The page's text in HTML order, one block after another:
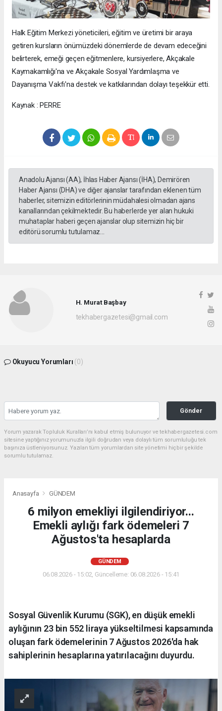
Halk Eğitim Merkezi yöneticileri, eğitim ve üretimi bir araya
getiren kursların önümüzdeki dönemlerde de devam edeceğini
belirterek, emeği geçen eğitmenlere, kursiyerlere, Akçakale
Kaymakamlığı'na ve Akçakale Sosyal Yardımlaşma ve
Dayanışma Vakfı'na destek ve katkılarından dolayı teşekkür etti.
Kaynak : PERRE
Anadolu Ajansı (AA), İhlas Haber Ajansı (İHA), Demirören
Haber Ajansı (DHA) ve diğer ajanslar tarafından eklenen tüm
haberler, sitemizin editörlerinin müdahalesi olmadan ajans
kanallarından çekilmektedir. Bu haberlerde yer alan hukuki
muhataplar haberi geçen ajanslar olup sitemizin hiç bir
editörü sorumlu tutulamaz...
H. Murat Başbay
tekhabergazetesi@gmail.com
Okuyucu Yorumları (0)
Gönder
Yorum yazarak Topluluk Kuralları’nı kabul etmiş bulunuyor ve tekhabergazetesi.com
sitesine yaptığınız yorumunuzla ilgili doğrudan veya dolaylı tüm sorumluluğu tek
başınıza üstleniyorsunuz. Yazılan tüm yorumlardan site yönetimi hiçbir şekilde
sorumlu tutulamaz.
Anasayfa GÜNDEM
6 milyon emekliyi ilgilendiriyor...
Emekli aylığı fark ödemeleri 7
Ağustos'ta hesaplarda
GÜNDEM
06.08.2026 - 15:02, Güncelleme: 06.08.2026 - 15:41
Sosyal Güvenlik Kurumu (SGK), en düşük emekli
aylığının 23 bin 552 liraya yükseltilmesi kapsamında
oluşan fark ödemelerinin 7 Ağustos 2026'da hak
sahiplerinin hesaplarına yatırılacağını duyurdu.